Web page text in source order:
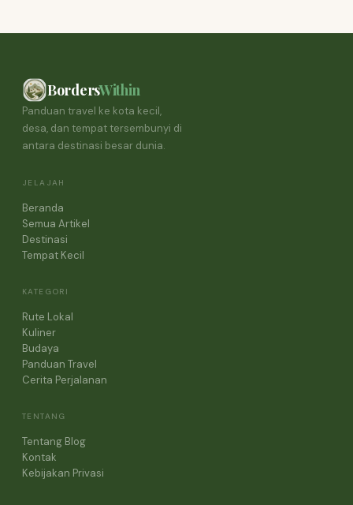
BordersWithin
Panduan travel ke kota kecil,
desa, dan tempat tersembunyi di
antara destinasi besar dunia.
JELAJAH
Beranda
Semua Artikel
Destinasi
Tempat Kecil
KATEGORI
Rute Lokal
Kuliner
Budaya
Panduan Travel
Cerita Perjalanan
TENTANG
Tentang Blog
Kontak
Kebijakan Privasi